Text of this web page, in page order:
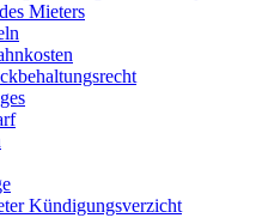
Mieters
Kündigungsverzicht